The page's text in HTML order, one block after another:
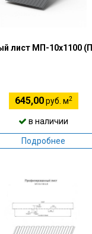
лист МП-10х1100
645,00руб. м2
в наличии
Подробнее